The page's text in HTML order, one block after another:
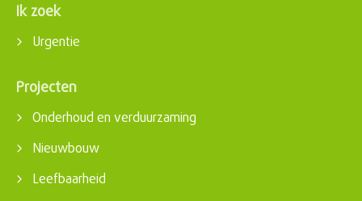
Ik zoek
Urgentie
Projecten
Onderhoud en verduurzaming
Nieuwbouw
Leefbaarheid